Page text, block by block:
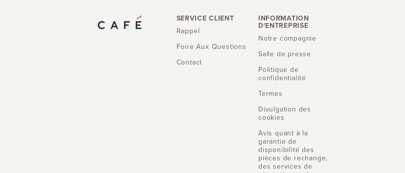
SERVICE CLIENT
Rappel
Foire Aux Questions
Contact
INFORMATION
D'ENTREPRISE
Notre compagnie
Salle de presse
Politique de
confidentialité
Termes
Divulgation des
cookies
Avis quant à la
garantie de
disponibilité des
pièces de rechange,
des services de